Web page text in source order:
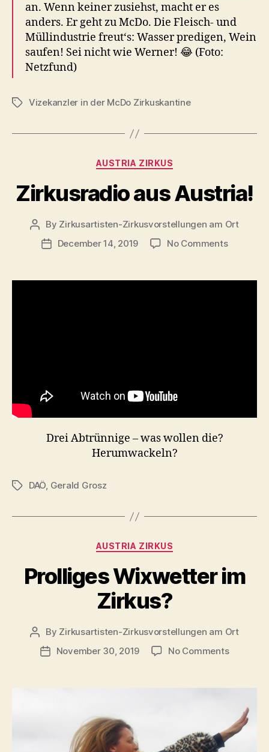
an. Wenn keiner zusiehst, macht er es
anders. Er geht zu McDo. Die Fleisch- und
Müllindustrie freut‘s: Wasser predigen, Wein
saufen! Sei nicht wie Werner! 😂 (Foto:
Netzfund)
TagsVizekanzler in der McDo Zirkuskantine
Categories
AUSTRIA ZIRKUS
Zirkusradio aus Austria!
Post
author
By Zirkusartisten-Zirkusvorstellungen am Ort
PostDecember 14, 2019 No Commentson
Austria!
Drei Abtrünnige – was wollen die?
Herumwackeln?
TagsDAÖ, Gerald Grosz
Categories
AUSTRIA ZIRKUS
Prolliges Wixwetter im
Zirkus?
Post
author
By Zirkusartisten-Zirkusvorstellungen am Ort
PostNovember 30, 2019 No Commentson
im